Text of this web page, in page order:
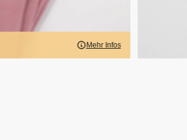
Mehr Infos